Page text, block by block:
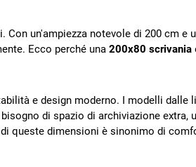
un'ampiezza notevole di 200 cm
Ecco perché una 200x80 scrivania
e design moderno. I modelli
di spazio di archiviazione extra,
dimensioni è sinonimo di